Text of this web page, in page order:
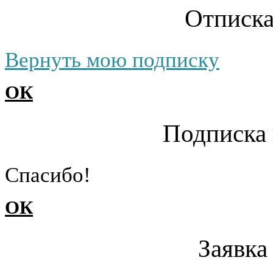
Вернуть мою подписку
ОК
Подписка
Cпасибо!
ОК